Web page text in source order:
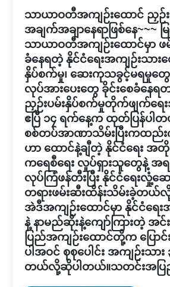
သာယာဝတီအကျဉ်းထောင် ညှဉ်း
အချက်အချာနေရာဖြစ်နေ~~~ မ
သာယာဝတီအကျဉ်းထောင်မှာ ဖ
ခံနေရတဲ့ နိုင်ငံရေးအကျဉ်းသားတွ
နှိပ်စက်မှု၊ ဆေးကုသခွင့်မရမှုတွေ
လုပ်အားပေးတွေ ခိုင်းစေခံနေ
ညှဉ်းပမ်းနှိပ်စက်မှုတိုက်ဖျက်ရေး
ဧပြီ ၁၄ ရက်နေ့က ထုတ်ပြန်ပါ
စစ်တပ်အာဏာသိမ်းပြီးကထည်
ဟာ ထောင်နဲ့ချီတဲ့ နိုင်ငံရေး အ
ကရေစီရေး လှုပ်ရှားသူတွေနဲ့ အ
လုပ်ကြံဖန်တီးပြီး နိုင်ငံရေးလှုံ့ဆ
တရားဖမ်းဆီးထိန်းသိမ်းခဲ့တယ်
အဲဒီအကျဉ်းထောင်မှာ နိုင်ငံရေး
နဲ့ နာမည်ဆိုးနဲ့ကျော်ကြားတဲ့ အင်
ပြည်အကျဉ်းထောင်တို့က ပြော
ပါအဝင် စုစုပေါင်း အကျဉ်းသား
တယ်လို့ဆိုပါတယ်။သတင်းအပ